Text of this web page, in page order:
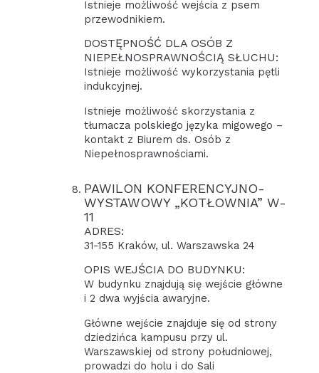
Istnieje możliwość wejścia z psem
przewodnikiem.
DOSTĘPNOŚĆ DLA OSÓB Z
NIEPEŁNOSPRAWNOŚCIĄ SŁUCHU:
Istnieje możliwość wykorzystania pętli
indukcyjnej.
Istnieje możliwość skorzystania z
tłumacza polskiego języka migowego –
kontakt z Biurem ds. Osób z
Niepełnosprawnościami.
PAWILON KONFERENCYJNO-
WYSTAWOWY „KOTŁOWNIA” W-
11
ADRES:
31-155 Kraków, ul. Warszawska 24
OPIS WEJŚCIA DO BUDYNKU:
W budynku znajdują się wejście główne
i 2 dwa wyjścia awaryjne.
Główne wejście znajduje się od strony
dziedzińca kampusu przy ul.
Warszawskiej od strony południowej,
prowadzi do holu i do Sali